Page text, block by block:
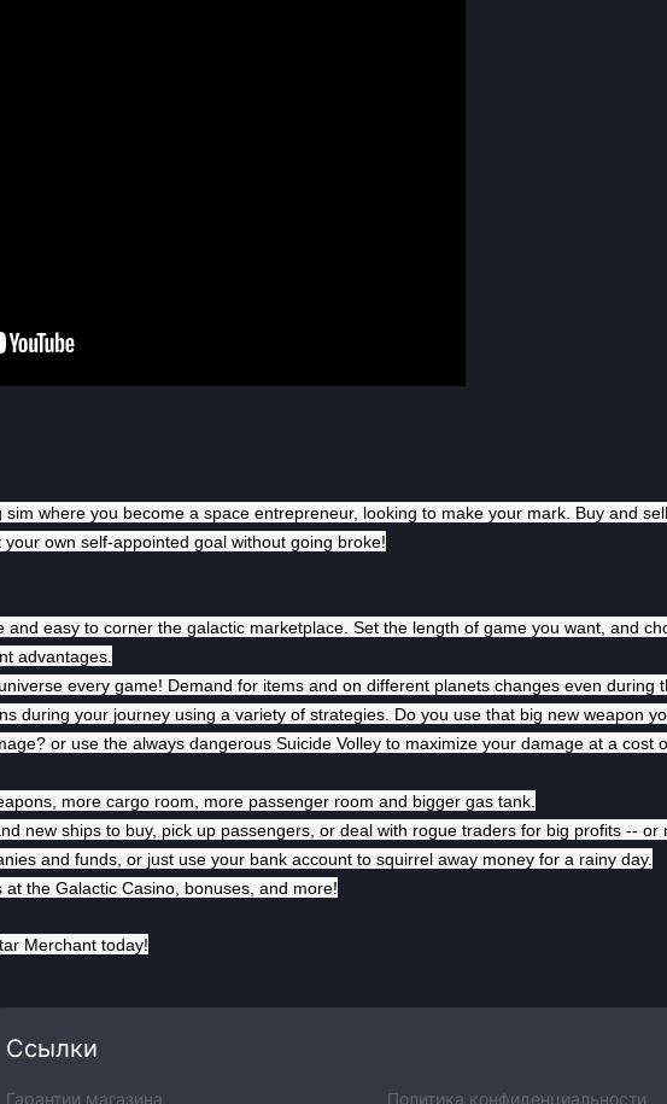
where you become a space entrepreneur, looking to make your mark. Buy and
own self-appointed goal without going broke!
and easy to corner the galactic marketplace. Set the length of game you want, and
advantages.
every game! Demand for items and on different planets changes even during
during your journey using a variety of strategies. Do you use that big new weapon
or use the always dangerous Suicide Volley to maximize your damage at a cost
more cargo room, more passenger room and bigger gas tank.
new ships to buy, pick up passengers, or deal with rogue traders for big profits -- or
and funds, or just use your bank account to squirrel away money for a rainy day.
the Galactic Casino, bonuses, and more!
Merchant today!
Ссылки
Гарантии магазина Политика конфиденциальности